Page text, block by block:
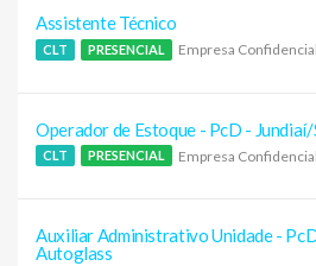
Assistente Técnico
CLT PRESENCIAL Empresa Confidencial
Operador de Estoque - PcD -
CLT PRESENCIAL Empresa Confidencial
Auxiliar Administrativo Unidade -
Autoglass